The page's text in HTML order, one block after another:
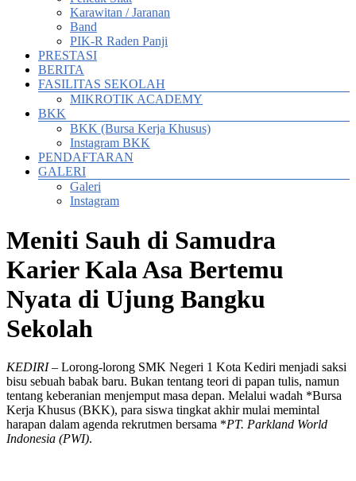
Karawitan / Jaranan
Band
PIK-R Raden Panji
PRESTASI
BERITA
FASILITAS SEKOLAH
MIKROTIK ACADEMY
BKK
BKK (Bursa Kerja Khusus)
Instagram BKK
PENDAFTARAN
GALERI
Galeri
Instagram
Meniti Sauh di Samudra
Karier Kala Asa Bertemu
Nyata di Ujung Bangku
Sekolah
KEDIRI– Lorong-lorong SMK Negeri 1 Kota Kediri menjadi saksi
bisu sebuah babak baru. Bukan tentang teori di papan tulis, namun
tentang keberanian menjemput masa depan. Melalui wadah *Bursa
Kerja Khusus (BKK), para siswa tingkat akhir mulai memintal
harapan dalam agenda rekrutmen bersama *PT. Parkland World
Indonesia (PWI).